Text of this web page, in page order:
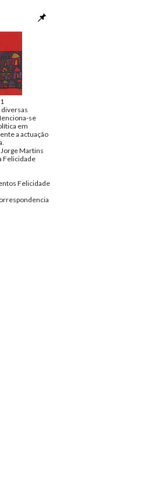
Felicidade
se
em
a actuação
Martins
Felicidade
Felicidade